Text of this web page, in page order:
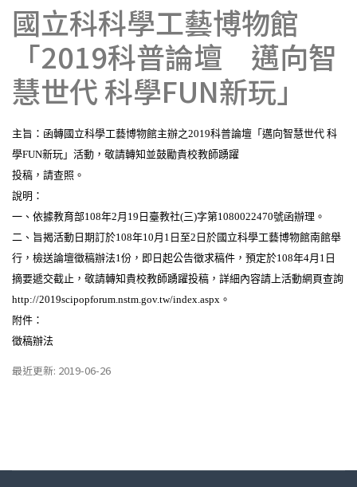
國立科科學工藝博物館
「2019科普論壇 邁向智
慧世代 科學FUN新玩」
主旨：函轉國立科學工藝博物館主辦之2019科普論壇「邁向智慧世代 科
學FUN新玩」活動，敬請轉知並鼓勵貴校教師踴躍
投稿，請查照。
說明：
一、依據教育部108年2月 19 日臺教社(三)字第1080022470號函辦理。
二、旨揭活動日期訂於108年10月 1 日至2 日於國立科學工藝博物館南館舉
行，檢送論壇徵稿辦法1份，即日起公告徵求稿件，預定於108年4月 1 日
摘要遞交截止，敬請轉知貴校教師踴躍投稿，詳細內容請上活動網頁查詢
http://2019scipopforum.nstm.gov.tw/index.aspx 。
附件：
徵稿辦法
最近更新: 2019-06-26